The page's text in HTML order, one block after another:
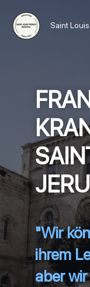
Saint
"Wir
ihrem
aber